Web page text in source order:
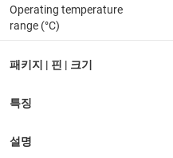
Operating temperature
range (°C)